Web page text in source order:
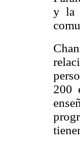
y la
200